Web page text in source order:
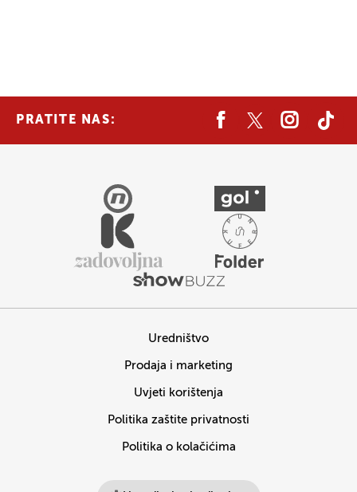
PRATITE NAS:
Uredništvo
Prodaja i marketing
Uvjeti korištenja
Politika zaštite privatnosti
Politika o kolačićima